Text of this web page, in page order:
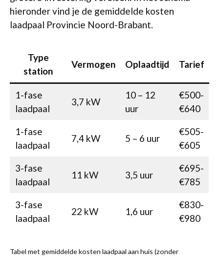
hieronder vind je de gemiddelde kosten
laadpaal Provincie Noord-Brabant.
Type
station
Vermogen Oplaadtijd Tarief
1-fase
laadpaal
3,7 kW
10 – 12
uur
€500-
€640
1-fase
laadpaal
7,4 kW 5 – 6 uur
€505-
€605
3-fase
laadpaal
11 kW 3,5 uur
€695-
€785
3-fase
laadpaal
22 kW 1,6 uur
€830-
€980
Tabel met gemiddelde kosten laadpaal aan huis (zonder